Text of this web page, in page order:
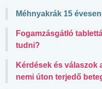
Méhnyakrák 15
Fogamzásgátló
tudni?
Kérdések és válaszok
nemi úton terjedő